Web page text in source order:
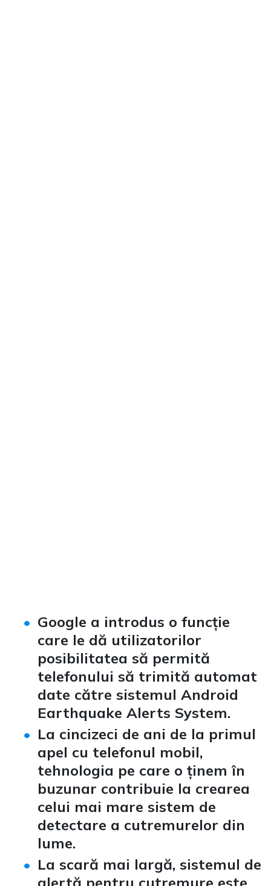
Google a introdus o funcție
care le dă utilizatorilor
posibilitatea să permită
telefonului să trimită automat
date către sistemul Android
Earthquake Alerts System.
La cincizeci de ani de la primul
apel cu telefonul mobil,
tehnologia pe care o ținem în
buzunar contribuie la crearea
celui mai mare sistem de
detectare a cutremurelor din
lume.
La scară mai largă, sistemul de
alertă pentru cutremure este